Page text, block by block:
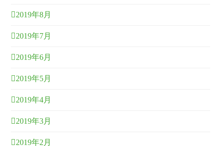
2019年8月
2019年7月
2019年6月
2019年5月
2019年4月
2019年3月
2019年2月